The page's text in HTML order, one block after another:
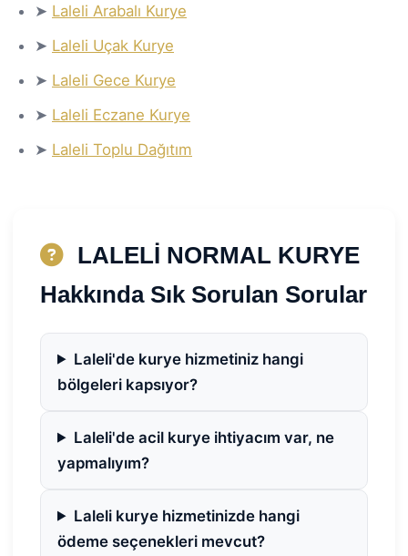
➤ Laleli Arabalı Kurye
➤ Laleli Uçak Kurye
➤ Laleli Gece Kurye
➤ Laleli Eczane Kurye
➤ Laleli Toplu Dağıtım
LALELİ NORMAL KURYE
Hakkında Sık Sorulan Sorular
Laleli'de kurye hizmetiniz hangi
bölgeleri kapsıyor?
Laleli'de acil kurye ihtiyacım var, ne
yapmalıyım?
Laleli kurye hizmetinizde hangi
ödeme seçenekleri mevcut?